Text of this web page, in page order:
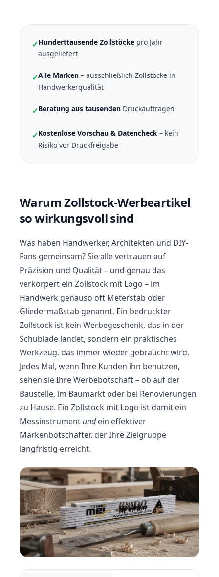
✓Hunderttausende Zollstöcke pro Jahr
ausgeliefert
✓Alle Marken – ausschließlich Zollstöcke in
Handwerkerqualität
✓Beratung aus tausenden Druckaufträgen
✓Kostenlose Vorschau & Datencheck – kein
Risiko vor Druckfreigabe
Warum Zollstock-Werbeartikel
so wirkungsvoll sind
Was haben Handwerker, Architekten und DIY-
Fans gemeinsam? Sie alle vertrauen auf
Präzision und Qualität – und genau das
verkörpert ein Zollstock mit Logo – im
Handwerk genauso oft Meterstab oder
Gliedermaßstab genannt. Ein bedruckter
Zollstock ist kein Werbegeschenk, das in der
Schublade landet, sondern ein praktisches
Werkzeug, das immer wieder gebraucht wird.
Jedes Mal, wenn Ihre Kunden ihn benutzen,
sehen sie Ihre Werbebotschaft – ob auf der
Baustelle, im Baumarkt oder bei Renovierungen
zu Hause. Ein Zollstock mit Logo ist damit ein
Messinstrument undein effektiver
Markenbotschafter, der Ihre Zielgruppe
langfristig erreicht.